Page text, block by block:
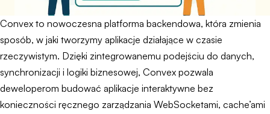
Convex to nowoczesna platforma backendowa, która zmienia
sposób, w jaki tworzymy aplikacje działające w czasie
rzeczywistym. Dzięki zintegrowanemu podejściu do danych,
synchronizacji i logiki biznesowej, Convex pozwala
deweloperom budować aplikacje interaktywne bez
konieczności ręcznego zarządzania WebSocketami, cache’ami